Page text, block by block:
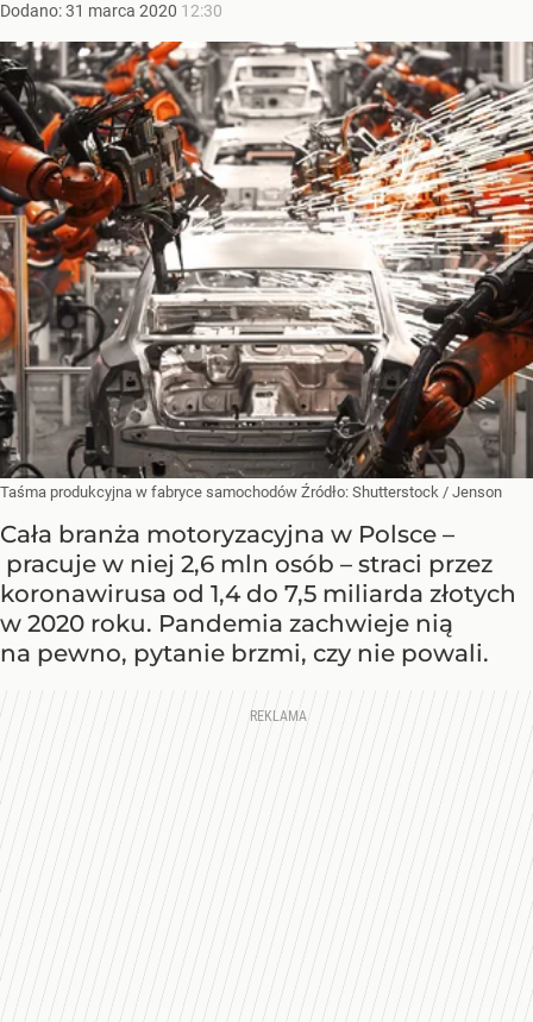
Dodano:31 marca 2020 12:30
Taśma produkcyjna w fabryce samochodów Źródło: Shutterstock / Jenson
Cała branża motoryzacyjna w Polsce –
pracuje w niej 2,6 mln osób – straci przez
koronawirusa od 1,4 do 7,5 miliarda złotych
w 2020 roku. Pandemia zachwieje nią
na pewno, pytanie brzmi, czy nie powali.